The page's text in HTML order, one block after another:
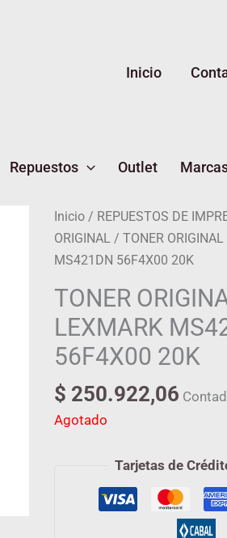
Inicio
Repuestos Outlet
Inicio/ REPUESTOS DE
ORIGINAL/ TONER ORIGINAL
MS421DN 56F4X00 20K
TONER
LEXMARK
56F4X00 20K
$ 250.922,06
Agotado
Tarjetas de